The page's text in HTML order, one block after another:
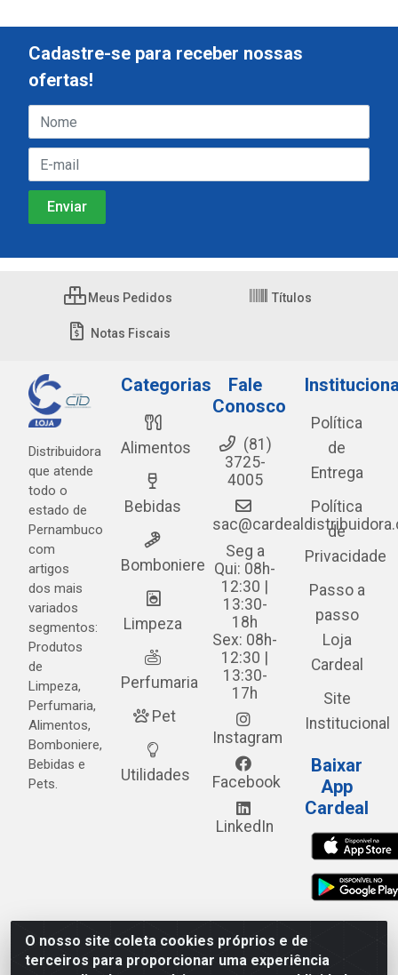
O nosso site coleta cookies próprios e de
terceiros para proporcionar uma experiência
Cadastre-se para receber nossas
ofertas!
Meus Pedidos Títulos
Notas Fiscais
Distribuidora
que atende
todo o
estado de
Pernambuco
com
artigos
dos mais
variados
segmentos:
Produtos
de
Limpeza,
Perfumaria,
Alimentos,
Bomboniere,
Bebidas e
Pets.
Categorias
Alimentos
Bebidas
Bomboniere
Limpeza
Perfumaria
Pet
Utilidades
Fale
Conosco
(81)
3725-
4005
Seg a
Qui: 08h-
12:30 |
13:30-
18h
Sex: 08h-
12:30 |
13:30-
17h
Instagram
Facebook
LinkedIn
Política
de
Entrega
Política
de
Privacidade
Passo a
passo
Loja
Cardeal
Site
Institucional
Baixar
App
Cardeal
Cardeal Distribuidora - Estrada Alto do Moura, 582 - Alto
do Moura - Caruaru/PE - CEP 55.040-120 - CNPJ